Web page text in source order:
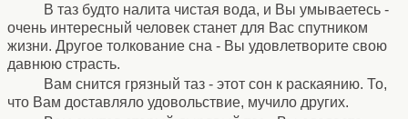
В таз будто налита чистая вода, и Вы умываетесь -
очень интересный человек станет для Вас спутником
жизни. Другое толкование сна - Вы удовлетворите свою
давнюю страсть.
Вам cнится грязный таз - этот сон к раскаянию. То,
что Вам доставляло удовольствие, мучило других.